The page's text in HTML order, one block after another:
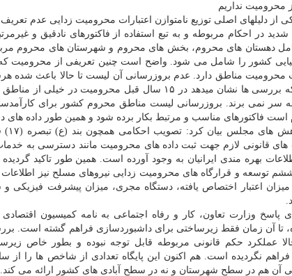
نداریم
از دلیلهای اصلی توزیع نامتوازن اعتبارات محرومیت زدایی عدم
در احکام مربوطه و به تبع استفاده از فاکتورهای نادقیق و
کشور را شامل می شود. واضح است چنین تعریفی از محرومیت
محرومیت مناطق دارد. عدم بروزرسانی آن لیست تا حالا باعث شده
این در حالیست که بررسی ها نشان میدهد در ۱۵ سال قبل
سر نمی برند. بروزرسانی لیست مناطق محروم کشور برای
است فاکتورهای مناسب و مرتبط بکار برده شود و همین طور داده های
ششم توسعه و قرارگاه های محرومیت زدایی نیروهای مسلح نیز
اعتبار اختصاص یافته، دستگاه مجری، میزان پیشرفت فیزیکی و
تا آن زمان فقط زیرساختی برای داشبوردسازی فراهم گشته
عملکرد حکم قانونی مربوطه قابل توجه نبوده و بطور خاص
نگردیده است. هم اکنون این پایگاه تعدادی از شاخص ها را از
آن هم در سطح شهرستان و نه در سطح آبادی های کشور ارائه می کند.